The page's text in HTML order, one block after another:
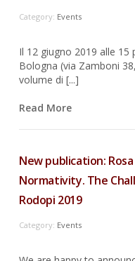
Category: Events
Il 12 giugno 2019 alle 15
Bologna (via Zamboni
volume di [...]
Read More
New publication:
Normativity. The
Rodopi 2019
Category: Events